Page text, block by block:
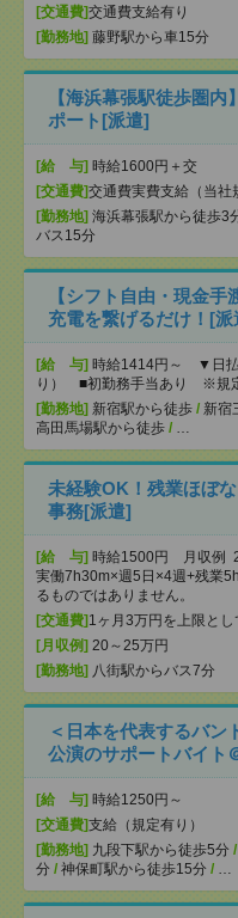
[交通費]交通費支給有り
[勤務地] 藤野駅から車15分
【海浜幕張駅徒歩圏
ポート[派遣]
[給 与] 時給1600円＋交
[交通費]交通費実費支給（当社
[勤務地] 海浜幕張駅から徒歩3
バス15分
【シフト自由・現金
充電を繋げるだけ！[派
[給 与] 時給1414円～ ▼日払
り） ■初勤務手当あり ※規
[勤務地] 新宿駅から徒歩 / 新宿
高田馬場駅から徒歩 / …
未経験OK！残業ほぼ
事務[派遣]
[給 与] 時給1500円 月収例
実働7h30m×週5日×4週+残業
るものではありません。
[交通費] 1ヶ月3万円を上限とし
[月収例] 20～25万円
[勤務地] 八街駅からバス7分
＜日本を代表するバン
公演のサポートバイト
[給 与] 時給1250円～
[交通費]支給（規定有り）
[勤務地] 九段下駅から徒歩5分 /
分 / 神保町駅から徒歩15分 / …